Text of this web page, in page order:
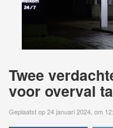
Twee
voor overval
Geplaatst op 24 januari 2024, om